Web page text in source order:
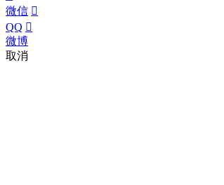
微信 
QQ 
微博
取消